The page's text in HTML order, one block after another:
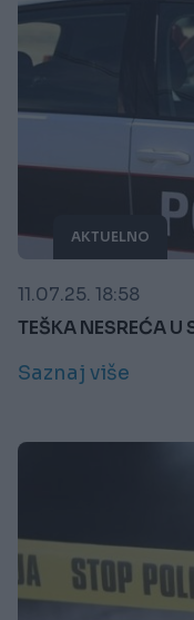
AKTUELNO
11.07.25. 18:58
TEŠKA NESREĆA
Saznaj više